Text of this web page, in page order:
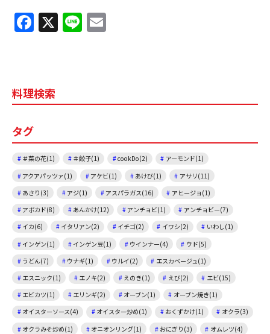
F
a
b
o
k
X Li
n
料理検索
タグ
＃菜の花(1) ＃餃子(1) cookDo(2)
アーモンド(1)
アクアパッツァ(1)
アケビ(1) あけび(1)
アサリ(11)
あさり(3)
アジ(1) アスパラガス(16)
アヒージョ(1)
アボカド(8)
あんかけ(12) アンチョビ(1)
アンチョビー(7)
イカ(6)
イタリアン(2) イチゴ(2) イワシ(2)
いわし(1)
インゲン(1)
インゲン豆(1) ウインナー(4)
ウド(5)
うどん(7)
ウナギ(1) ウルイ(2)
エスカベージュ(1)
エスニック(1)
エノキ(2) えのき(1) えび(2)
エビ(15)
エビカツ(1)
エリンギ(2) オーブン(1)
オーブン焼き(1)
オイスターソース(4)
オイスター炒め(1) おくずかけ(1)
オクラ(3)
オクラみそ炒め(1)
オニオンリング(1) おにぎり(3)
オムレツ(4)